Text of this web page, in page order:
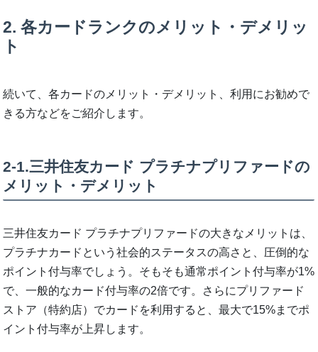
2. 各カードランクのメリット・デメリッ
ト
続いて、各カードのメリット・デメリット、利用にお勧めで
きる方などをご紹介します。
2-1.三井住友カード プラチナプリファードの
メリット・デメリット
三井住友カード プラチナプリファードの大きなメリットは、
プラチナカードという社会的ステータスの高さと、圧倒的な
ポイント付与率でしょう。そもそも通常ポイント付与率が1%
で、一般的なカード付与率の2倍です。さらにプリファード
ストア（特約店）でカードを利用すると、最大で15%までポ
イント付与率が上昇します。